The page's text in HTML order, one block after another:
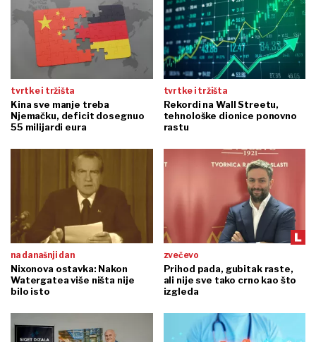
tvrtke i tržišta
Kina sve manje treba
Njemačku, deficit dosegnuo
55 milijardi eura
tvrtke i tržišta
Rekordi na Wall Streetu,
tehnološke dionice ponovno
rastu
na današnji dan
Nixonova ostavka: Nakon
Watergatea više ništa nije
bilo isto
zvečevo
Prihod pada, gubitak raste,
ali nije sve tako crno kao što
izgleda